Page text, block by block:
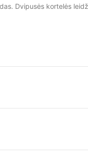
Dvipusės kortelės